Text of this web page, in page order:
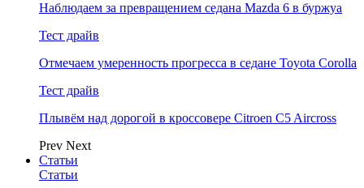
Наблюдаем за превращением седана Mazda 6 в буржуа
Тест драйв
Отмечаем умеренность прогресса в седане Toyota Corolla
Тест драйв
Плывём над дорогой в кроссовере Citroen C5 Aircross
Prev Next
Статьи
Статьи